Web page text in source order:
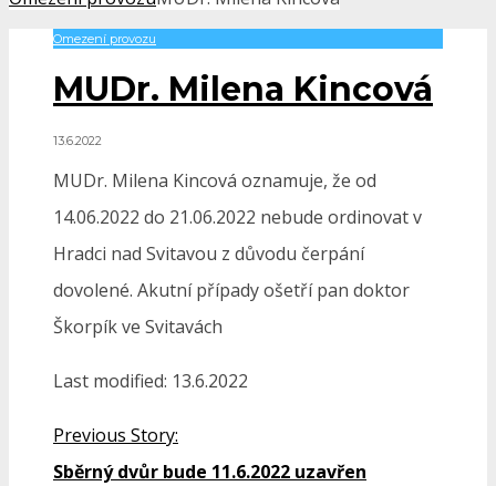
Omezení provozu
MUDr. Milena Kincová
13.6.2022
MUDr. Milena Kincová oznamuje, že od
14.06.2022 do 21.06.2022 nebude ordinovat v
Hradci nad Svitavou z důvodu čerpání
dovolené. Akutní případy ošetří pan doktor
Škorpík ve Svitavách
Last modified: 13.6.2022
Previous Story:
Sběrný dvůr bude 11.6.2022 uzavřen